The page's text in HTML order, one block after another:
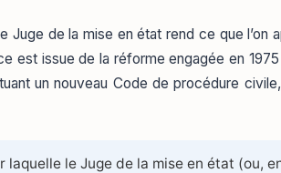
Juge de la mise en état rend ce que l’on
est issue de la réforme engagée en
un nouveau Code de procédure
le Juge de la mise en état (ou,